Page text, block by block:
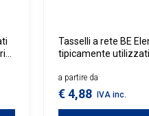
Tasselli a rete BE
tipicamente
a partire da
€ 4,88 IVA inc.